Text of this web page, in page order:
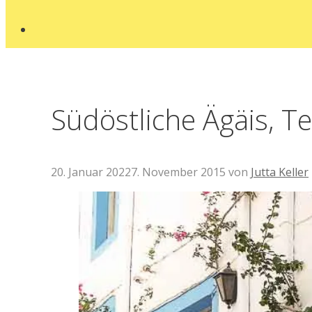
Südöstliche Ägäis,
20. Januar 20227. November 2015 von Jutta Keller